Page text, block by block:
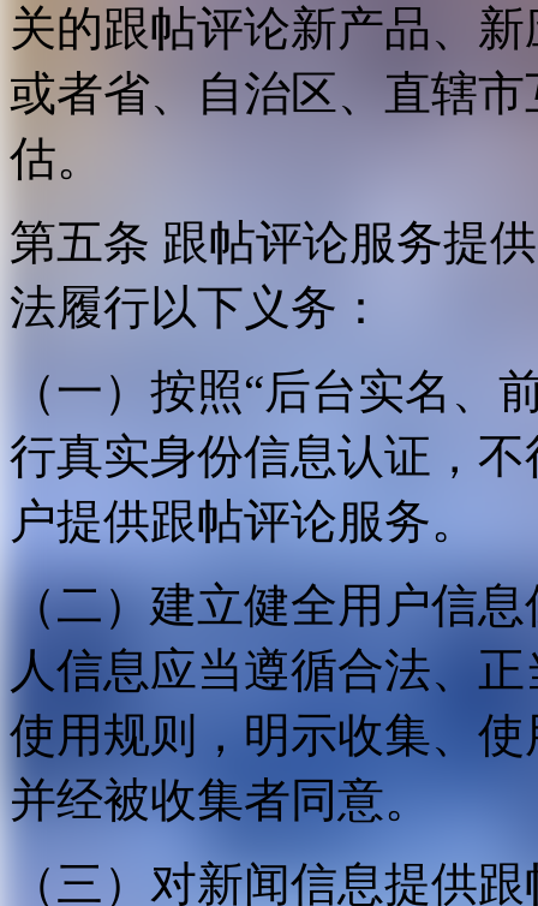
关的跟帖评论新产品、
或者省、自治区、直辖
估。
第五条 跟帖评论服务提
法履行以下义务：
（一）按照“后台实名、
行真实身份信息认证，
户提供跟帖评论服务。
（二）建立健全用户信
人信息应当遵循合法、
使用规则，明示收集、
并经被收集者同意。
（三）对新闻信息提供